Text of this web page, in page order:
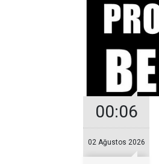
00:06
02 Ağustos 2026